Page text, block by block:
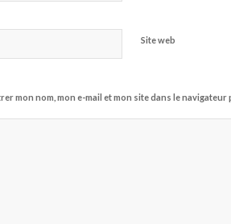
Site web
mon nom, mon e-mail et mon site dans le